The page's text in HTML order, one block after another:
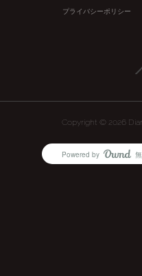
プライバシーポリシー
Copyright © 2026
Powered by